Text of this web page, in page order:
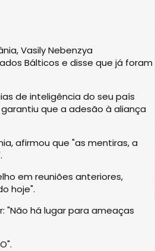
Vasily Nebenzya
Bálticos e disse que já foram
de inteligência do seu país
que a adesão à aliança
afirmou que "as mentiras, a
em reuniões anteriores,
hoje".
"Não há lugar para ameaças